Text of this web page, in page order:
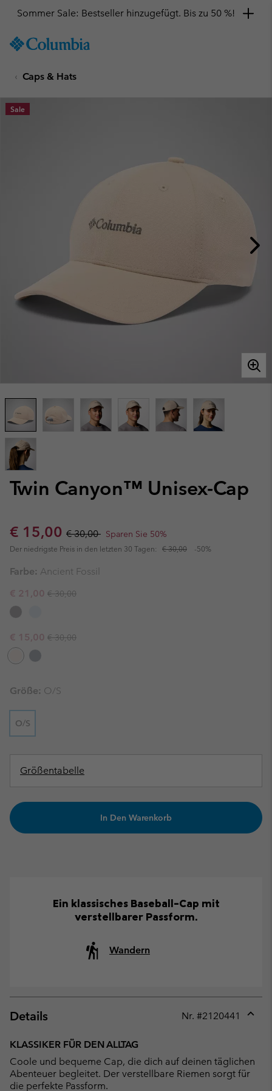
TO
SKIP
MAIN
NAV
Sommer Sale: Bestseller hinzugefügt. Bis zu 50 %!
Caps & Hats
Twin Canyon™ Unisex-Cap
Sale price:
€ 15,00 Regular price:
€ 30,00 Sparen Sie 50%
Der niedrigste Preis in den letzten 30 Tagen: € 30,00 -50%
Sale
Farbe: Ancient Fossil
Sale price:
€ 21,00 Regular price:
€ 30,00
Sale price:
€ 15,00 Regular price:
€ 30,00
Größe: O/S
O/S
Größentabelle
In Den Warenkorb
Ein klassisches Baseball-Cap mit
verstellbarer Passform.
Wandern
Details Nr. #2120441
KLASSIKER FÜR DEN ALLTAG
Coole und bequeme Cap, die dich auf deinen täglichen
Abenteuer begleitet. Der verstellbare Riemen sorgt für
die perfekte Passform.